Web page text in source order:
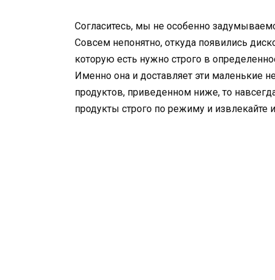
Согласитесь, мы не особенно
Совсем непонятно, откуда появились
которую есть нужно строго в
Именно она и доставляет эти маленькие
продуктов, приведенном ниже, то
продукты строго по режиму и извлекайте